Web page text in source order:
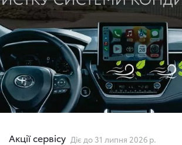
Акції сервісу Діє до 31 липня 2026 р.